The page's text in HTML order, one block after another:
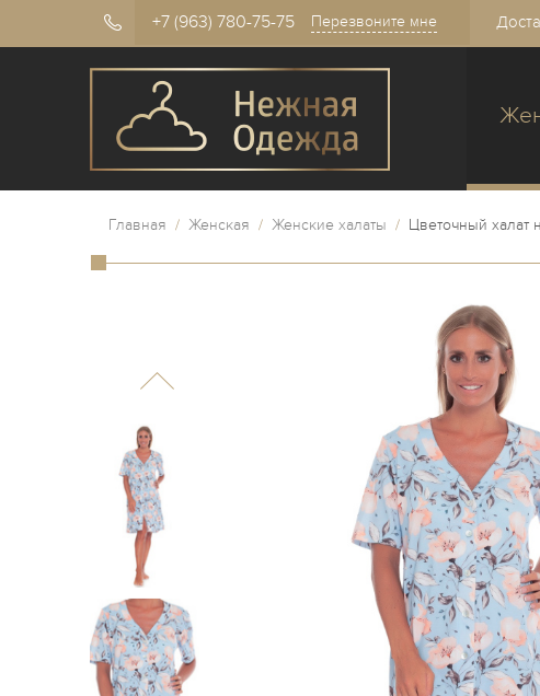
+7 (963) 780-75-75 Перезвоните мне
Главная / Женская / Женские халаты / Цветочный халат